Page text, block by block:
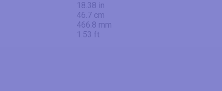
18.38 in
46.7 cm
466.8 mm
1.53 ft